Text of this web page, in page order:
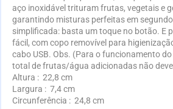
aço inoxidável trituram frutas, vegetais e
garantindo misturas perfeitas em
simplificada: basta um toque no botão. E
fácil, com copo removível para
cabo USB. Obs. (Para o funcionamento
total de frutas/água adicionadas não
Altura : 22,8 cm
Largura : 7,4 cm
Circunferência : 24,8 cm